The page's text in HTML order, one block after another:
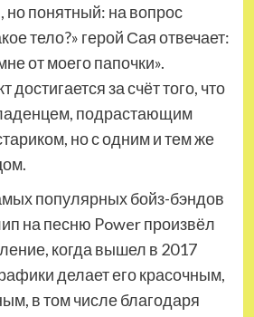
понятный: на вопрос
тело?» герой Сая отвечает:
от моего папочки».
за счёт того, что
подрастающим
но с одним и тем же
популярных бойз-бэндов
на песню Power произвёл
когда вышел в 2017
делает его красочным,
в том числе благодаря